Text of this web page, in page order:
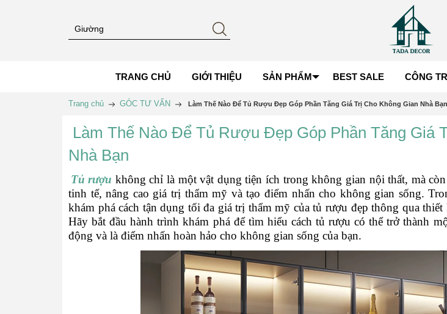
TRANG CHỦ GIỚI THIỆU SẢN PHẨM BEST SALE CÔNG
Trang chủ GÓC TƯ VẤN Làm Thế Nào Để Tủ Rượu Đẹp Góp Phần Tăng Giá Trị Cho Không Gian Nhà Bạn
Làm Thế Nào Để Tủ Rượu Đẹp Góp Phần Tăng Giá
Nhà Bạn
Tủ rượu không chỉ là một vật dụng tiện ích trong không gian nội thất, mà
tinh tế, nâng cao giá trị thẩm mỹ và tạo điểm nhấn cho không gian sống.
khám phá cách tận dụng tối đa giá trị thẩm mỹ của tủ rượu đẹp thông qua
Hãy bắt đầu hành trình khám phá để tìm hiểu cách tủ rượu có thể trở thành
động và là điểm nhấn hoàn hảo cho không gian sống của bạn.